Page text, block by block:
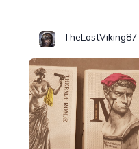
TheLostViking87